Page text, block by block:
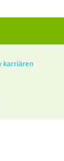
karriären